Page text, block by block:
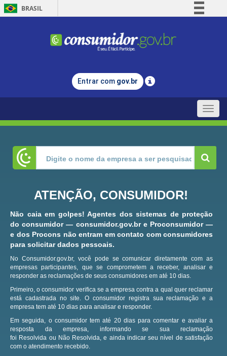
BRASIL
Comunica BR
Legislação
Entrar com gov.br
Toggle
ATENÇÃO, CONSUMIDOR!
Não caia em golpes! Agentes dos sistemas de proteção
do consumidor — consumidor.gov.br e Proconsumidor —
e dos Procons não entram em contato com consumidores
para solicitar dados pessoais.
No Consumidor.gov.br, você pode se comunicar diretamente com as
empresas participantes, que se comprometem a receber, analisar e
responder as reclamações de seus consumidores em até 10 dias.
Primeiro, o consumidor verifica se a empresa contra a qual quer reclamar
está cadastrada no site.O consumidor registra sua reclamação e a
empresa tem até 10 dias para analisar e responder.
Em seguida, o consumidor tem até 20 dias para comentar e avaliar a
resposta da empresa, informando se sua reclamação
foi Resolvida ou Não Resolvida, e ainda indicar seu nível de satisfação
com o atendimento recebido.